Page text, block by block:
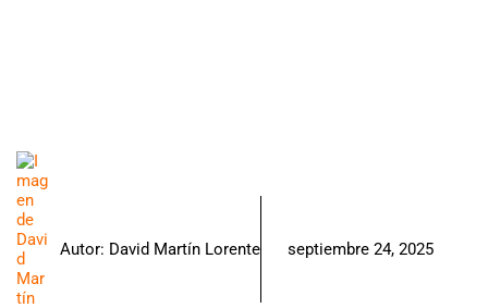
Autor: David Martín Lorente septiembre 24, 2025